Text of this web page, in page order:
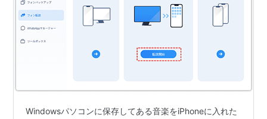
価格は399ユーロから。またフランスのみ法律で「携
帯キャリアによる囲い込みを禁じるための規制」の
ためSIMロックフリー版のiPhoneも発売されるが、
SIMロックフリー版はフランスでしか使用できない。
過した後Orangeにアンロック費用として100ユーロ
ーロ支払う必要がある。
Windowsパソコンに保存してある音楽をiPhoneに入れた